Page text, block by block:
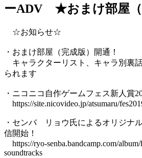
ーADV ★おまけ部屋（
☆お知らせ☆
・おまけ部屋（完成版）開通！
キャラクターリスト、キャラ別裏
られます
・ニコニコ自作ゲームフェス新人賞
https://site.nicovideo.jp/atsumaru/
・センバ リョウ氏によるオリジナ
信開始！
https://ryo-senba.bandcamp.com/
soundtracks